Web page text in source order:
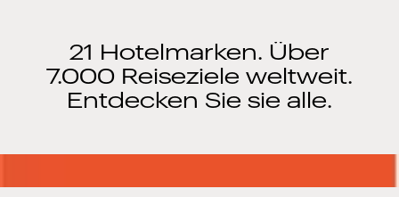
21 Hotelmarken. Über
7.000 Reiseziele weltweit.
Entdecken Sie sie alle.